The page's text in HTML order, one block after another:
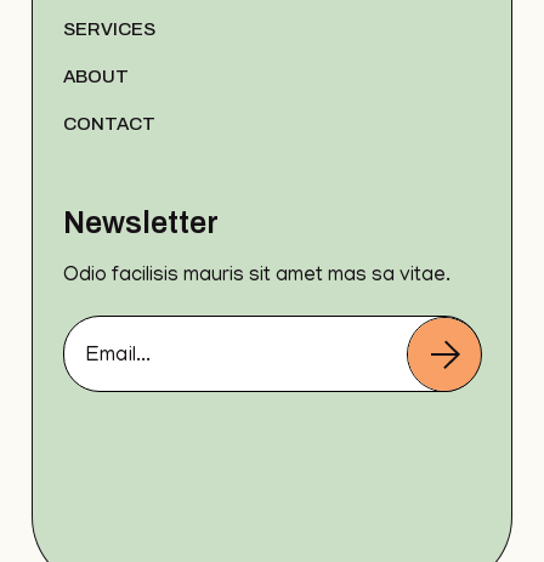
SERVICES
ABOUT
CONTACT
Newsletter
Odio facilisis mauris sit amet mas sa vitae.